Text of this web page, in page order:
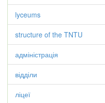
lyceums
structure of the TNTU
адміністрація
відділи
ліцеї